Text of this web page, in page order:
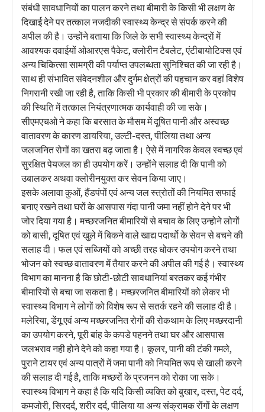
संबंधी सावधानियों का पालन करने तथा बीमारी के किसी भी लक्षण के
दिखाई देने पर तत्काल नजदीकी स्वास्थ्य केन्द्र से संपर्क करने की
अपील की है। उन्होंने बताया कि जिले के सभी स्वास्थ्य केन्द्रों में
आवश्यक दवाईयों ओआरएस पैकेट, क्लोरीन टैबलेट, एंटीबायोटिक्स एवं
अन्य चिकित्सा सामग्री की पर्याप्त उपलब्धता सुनिश्चित की जा रही है।
साथ ही संभावित संवेदनशील और दुर्गम क्षेत्रों की पहचान कर वहां विशेष
निगरानी रखी जा रही है, ताकि किसी भी प्रकार की बीमारी के प्रकोप
की स्थिति में तत्काल नियंत्रणात्मक कार्यवाही की जा सके।
सीएमएचओ ने कहा कि बरसात के मौसम में दूषित पानी और अस्वच्छ
वातावरण के कारण डायरिया, उल्टी-दस्त, पीलिया तथा अन्य
जलजनित रोगों का खतरा बढ़ जाता है। ऐसे में नागरिक केवल स्वच्छ एवं
सुरक्षित पेयजल का ही उपयोग करें। उन्होंने सलाह दी कि पानी को
उबालकर अथवा क्लोरीनयुक्त कर सेवन किया जाए।
इसके अलावा कुओं, हैंडपंपों एवं अन्य जल स्त्रोतों की नियमित सफाई
बनाए रखने तथा घरों के आसपास गंदा पानी जमा नहीं होने देने पर भी
जोर दिया गया है। मच्छरजनित बीमारियों से बचाव के लिए उन्होने लोगों
को बासी, दूषित एवं खुले में बिकने वाले खाद्य पदार्थो के सेवन से बचने की
सलाह दी। फल एवं सब्जियों को अच्छी तरह धोकर उपयोग करने तथा
भोजन को स्वच्छ वातावरण में तैयार करने की अपील की गई है। स्वास्थ्य
विभाग का मानना है कि छोटी-छोटी सावधानियां बरतकर कई गंभीर
बीमारियों से बचा जा सकता है। मच्छरजनित बीमारियों को लेकर भी
स्वास्थ्य विभाग ने लोगों को विशेष रूप से सतर्क रहने की सलाह दी है।
मलेरिया, डेंगू एवं अन्य मच्छरजनित रोगों की रोकथाम के लिए मच्छरदानी
का उपयोग करने, पूरी बांह के कपडे पहनने तथा घर और आसपास
जलभराव नही होने देने को कहा गया है। कूलर, पानी की टंकी गमले,
पुराने टायर एवं अन्य पात्रों में जमा पानी को नियमित रूप से खाली करने
की सलाह दी गई है, ताकि मच्छरों के प्रजनन को रोका जा सके।
स्वास्थ्य विभाग ने कहा है कि यदि किसी व्यक्ति को बुखार, दस्त, पेट दर्द,
कमजोरी, सिरदर्द, शरीर दर्द, पीलिया या अन्य संक्रामक रोंगों के लक्षण